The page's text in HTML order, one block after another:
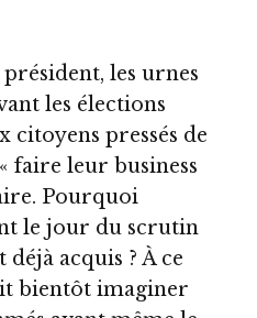
les urnes
les élections
pressés de
faire leur business
Pourquoi
le jour du scrutin
déjà acquis ? À ce
bientôt imaginer